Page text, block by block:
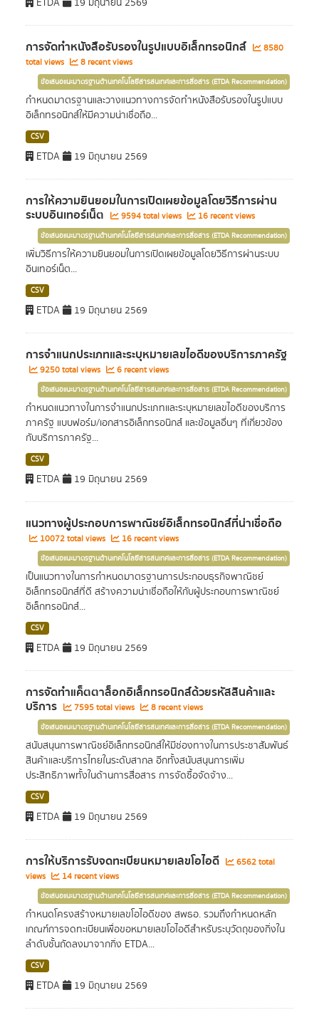
ETDA 19 มิถุนายน 2569
การจัดทำหนังสือรับรองในรูปแบบอิเล็กทรอนิกส์
8580
total views
8 recent views
ข้อเสนอแนะมาตรฐานด้านเทคโนโลยีสารสนเทศและการสื่อสาร (ETDA Recommendation)
กำหนดมาตรฐานและวางแนวทางการจัดทำหนังสือรับรองในรูปแบบ
อิเล็กทรอนิกส์ให้มีความน่าเชื่อถือ...
CSV
ETDA 19 มิถุนายน 2569
การให้ความยินยอมในการเปิดเผยข้อมูลโดยวิธีการผ่าน
ระบบอินเทอร์เน็ต 9594 total views 16 recent views
ข้อเสนอแนะมาตรฐานด้านเทคโนโลยีสารสนเทศและการสื่อสาร (ETDA Recommendation)
เพิ่มวิธีการให้ความยินยอมในการเปิดเผยข้อมูลโดยวิธีการผ่านระบบ
อินเทอร์เน็ต...
CSV
ETDA 19 มิถุนายน 2569
การจำแนกประเภทและระบุหมายเลขไอดีของบริการภาครัฐ
9250 total views 6 recent views
ข้อเสนอแนะมาตรฐานด้านเทคโนโลยีสารสนเทศและการสื่อสาร (ETDA Recommendation)
กำหนดแนวทางในการจำแนกประเภทและระบุหมายเลขไอดีของบริการ
ภาครัฐ แบบฟอร์ม/เอกสารอิเล็กทรอนิกส์ และข้อมูลอื่นๆ ที่เกี่ยวข้อง
กับบริการภาครัฐ...
CSV
ETDA 19 มิถุนายน 2569
แนวทางผู้ประกอบการพาณิชย์อิเล็กทรอนิกส์ที่น่าเชื่อถือ
10072 total views 16 recent views
ข้อเสนอแนะมาตรฐานด้านเทคโนโลยีสารสนเทศและการสื่อสาร (ETDA Recommendation)
เป็นแนวทางในการกำหนดมาตรฐานการประกอบธุรกิจพาณิชย์
อิเล็กทรอนิกส์ที่ดี สร้างความน่าเชื่อถือให้กับผู้ประกอบการพาณิชย์
อิเล็กทรอนิกส์...
CSV
ETDA 19 มิถุนายน 2569
การจัดทำแค็ตตาล็อกอิเล็กทรอนิกส์ด้วยรหัสสินค้าและ
บริการ 7595 total views 8 recent views
ข้อเสนอแนะมาตรฐานด้านเทคโนโลยีสารสนเทศและการสื่อสาร (ETDA Recommendation)
สนับสนุนการพาณิชย์อิเล็กทรอนิกส์ให้มีช่องทางในการประชาสัมพันธ์
สินค้าและบริการไทยในระดับสากล อีกทั้งสนับสนุนการเพิ่ม
ประสิทธิภาพทั้งในด้านการสื่อสาร การจัดซื้อจัดจ้าง...
CSV
ETDA 19 มิถุนายน 2569
การให้บริการรับจดทะเบียนหมายเลขโอไอดี
6562 total
views
14 recent views
ข้อเสนอแนะมาตรฐานด้านเทคโนโลยีสารสนเทศและการสื่อสาร (ETDA Recommendation)
กำหนดโครงสร้างหมายเลขโอไอดีของ สพธอ. รวมถึงกำหนดหลัก
เกณฑ์การจดทะเบียนเพื่อขอหมายเลขโอไอดีสำหรับระบุวัตถุของกิ่งใน
ลำดับชั้นถัดลงมาจากกิ่ง ETDA...
CSV
ETDA 19 มิถุนายน 2569